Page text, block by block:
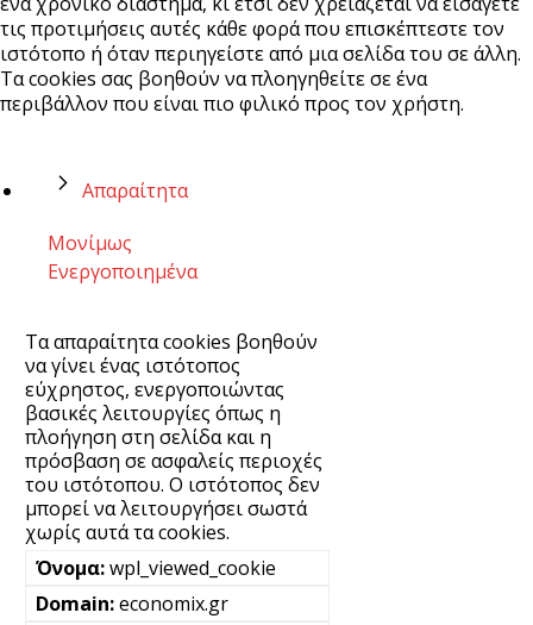
τις προτιμήσεις αυτές κάθε φορά που επισκέπτεστε τον
ιστότοπο ή όταν περιηγείστε από μια σελίδα του σε άλλη.
Τα cookies σας βοηθούν να πλοηγηθείτε σε ένα
περιβάλλον που είναι πιο φιλικό προς τον χρήστη.
Απαραίτητα
Μονίμως
Ενεργοποιημένα
Τα απαραίτητα cookies βοηθούν
να γίνει ένας ιστότοπος
εύχρηστος, ενεργοποιώντας
βασικές λειτουργίες όπως η
πλοήγηση στη σελίδα και η
πρόσβαση σε ασφαλείς περιοχές
του ιστότοπου. Ο ιστότοπος δεν
μπορεί να λειτουργήσει σωστά
χωρίς αυτά τα cookies.
wpl_viewed_cookie
economix.gr